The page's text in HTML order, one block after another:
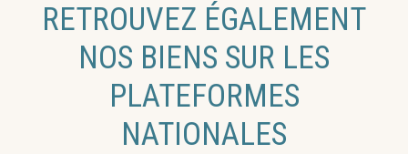
RETROUVEZ ÉGALEMENT
NOS BIENS SUR LES
PLATEFORMES
NATIONALES